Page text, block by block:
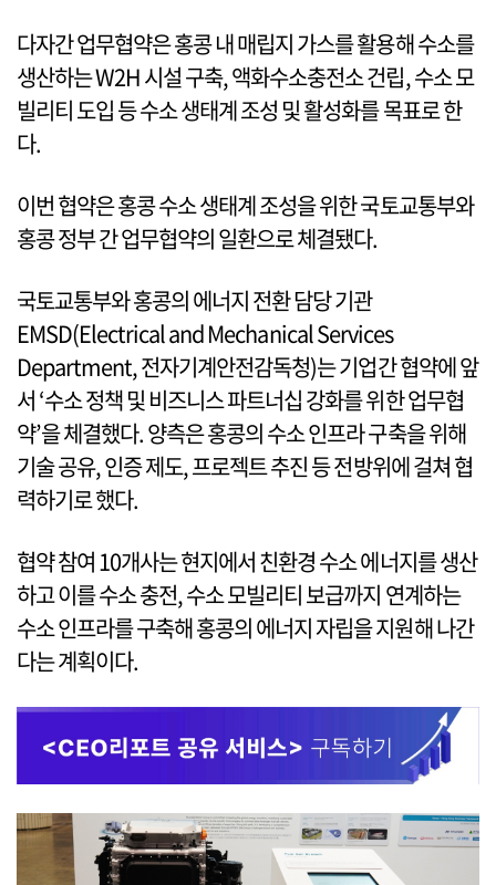
다자간 업무협약은 홍콩 내 매립지 가스를 활용해 수소를
생산하는 W2H 시설 구축, 액화수소충전소 건립, 수소 모
빌리티 도입 등 수소 생태계 조성 및 활성화를 목표로 한
다.
이번 협약은 홍콩 수소 생태계 조성을 위한 국토교통부와
홍콩 정부 간 업무협약의 일환으로 체결됐다.
국토교통부와 홍콩의 에너지 전환 담당 기관
EMSD(Electrical and Mechanical Services
Department, 전자기계안전감독청)는 기업간 협약에 앞
서 ‘수소 정책 및 비즈니스 파트너십 강화를 위한 업무협
약’을 체결했다. 양측은 홍콩의 수소 인프라 구축을 위해
기술 공유, 인증 제도, 프로젝트 추진 등 전방위에 걸쳐 협
력하기로 했다.
협약 참여 10개사는 현지에서 친환경 수소 에너지를 생산
하고 이를 수소 충전, 수소 모빌리티 보급까지 연계하는
수소 인프라를 구축해 홍콩의 에너지 자립을 지원해 나간
다는 계획이다.